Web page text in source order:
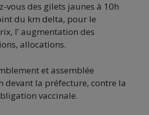
vous des gilets jaunes à 10h
du km delta, pour le
l’ augmentation des
allocations.
et assemblée
devant la préfecture, contre la
vaccinale.